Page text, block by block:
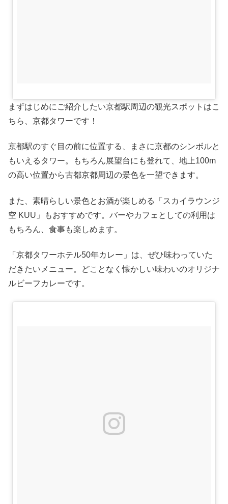
まずはじめにご紹介したい京都駅周辺の観光スポットはこ
ちら、京都タワーです！
京都駅のすぐ目の前に位置する、まさに京都のシンボルと
もいえるタワー。もちろん展望台にも登れて、地上100m
の高い位置から古都京都周辺の景色を一望できます。
また、素晴らしい景色とお酒が楽しめる「スカイラウンジ
空 KUU」もおすすめです。バーやカフェとしての利用は
もちろん、食事も楽しめます。
「京都タワーホテル50年カレー」は、ぜひ味わっていた
だきたいメニュー。どことなく懐かしい味わいのオリジナ
ルビーフカレーです。